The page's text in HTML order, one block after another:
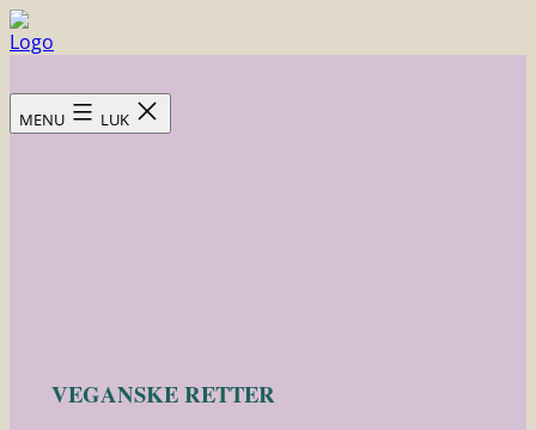
Fortsæt
til
Hotel
MENU LUK
VEGANSKE RETTER